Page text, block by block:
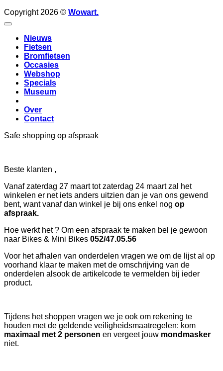
Copyright 2026 © Wowart.
Nieuws
Fietsen
Bromfietsen
Occasies
Webshop
Specials
Museum
Over
Contact
Safe shopping op afspraak
Beste klanten ,
Vanaf zaterdag 27 maart tot zaterdag 24 maart zal het
winkelen er net iets anders uitzien dan je van ons gewend
bent, want vanaf dan winkel je bij ons enkel nog op
afspraak.
Hoe werkt het ? Om een afspraak te maken bel je gewoon
naar Bikes & Mini Bikes 052/47.05.56
Voor het afhalen van onderdelen vragen we om de lijst al op
voorhand klaar te maken met de omschrijving van de
onderdelen alsook de artikelcode te vermelden bij ieder
product.
Tijdens het shoppen vragen we je ook om rekening te
houden met de geldende veiligheidsmaatregelen: kom
maximaal met 2 personen en vergeet jouw mondmasker
niet.